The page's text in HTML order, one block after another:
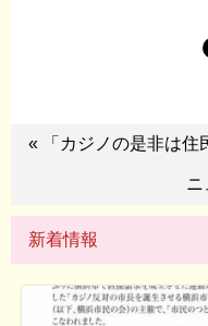
« 「カジノの是非は住
ニ
新着情報